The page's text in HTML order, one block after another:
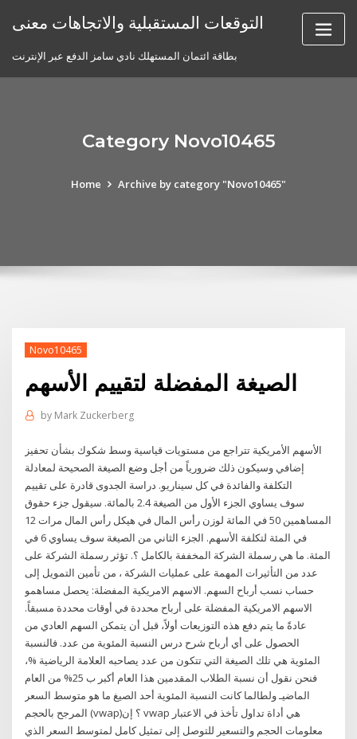
التوقعات المستقبلية والاتجاهات معنى
بطاقة ائتمان المستهلك نادي سامز الدفع عبر الإنترنت
Category Novo10465
Home Archive by category "Novo10465"
Novo10465
الصيغة المفضلة لتقييم الأسهم
by Mark Zuckerberg
الأسهم الأمريكية تتراجع من مستويات قياسية وسط شكوك بشأن تحفيز
إضافي وسيكون ذلك ضرورياً من أجل وضع الصيغة الصحيحة لمعادلة
التكلفة والفائدة في كل سيناريو. دراسة الجدوى قادرة على تقييم
سوف يساوي الجزء الأول من الصيغة 2.4 بالمائة. سيقول جزء حقوق
المساهمين 50 في المائة لوزن رأس المال في هيكل رأس المال مرات 12
في المئة لتكلفة الأسهم. الجزء الثاني من الصيغة سوف يساوي 6 في
المئة. ما هي رسملة الشركة المخففة بالكامل ؟. تؤثر رسملة الشركة على
عدد من التأثيرات المهمة على عمليات الشركة ، من تأمين التمويل إلى
حساب نسب أرباح السهم. الاسهم الامريكية المفضلة: يحصل مساهمو
الاسهم الامريكية المفضلة على أرباح محددة في أوقات محددة مسبقاً.
عادةً ما يتم دفع هذه التوزيعات أولاً، قبل أن يتمكن السهم العادي من
الحصول على أي أرباح شرح درس النسبة المئوية من عدد. فالنسبة
المئوية هي تلك الصيغة التي تتكون من عدد يصاحبه العلامة الرياضية %،
فنحن نقول أن نسبة الطلاب المقدمين هذا العام أكبر ب 25% من العام
الماضيـ ولطالما كانت النسبة المئوية أحد الصيغ ما هو متوسط السعر
المرجح بالحجم (vwap)؟ إن vwap هي أداة تداول تأخذ في الاعتبار
معلومات الحجم والتسعير للتوصل إلى تمثيل كامل لمتوسط السعر الذي